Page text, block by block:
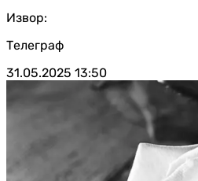
Извор:
Телеграф
31.05.2025 13:50